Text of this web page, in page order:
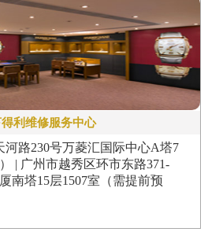
利维修服务中心
路230号万菱汇国际中心A塔7
| 广州市越秀区环市东路371-
南塔15层1507室（需提前预